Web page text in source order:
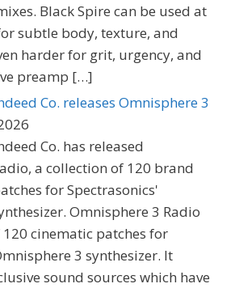
Black Spire can be used at
subtle body, texture, and
harder for grit, urgency, and
preamp […]
Co. releases Omnisphere 3
Co. has released
a collection of 120 brand
for Spectrasonics'
Omnisphere 3 Radio
cinematic patches for
3 synthesizer. It
sound sources which have